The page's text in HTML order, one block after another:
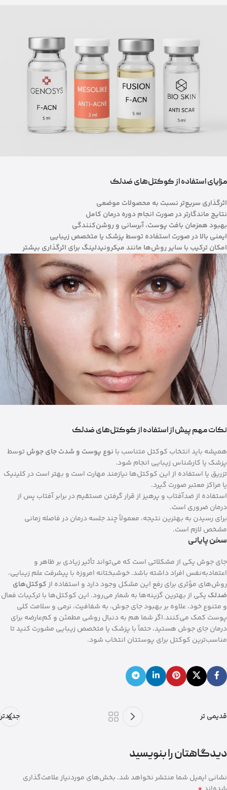
مزایای استفاده از کوکتل‌های ضدلک
اثرگذاری سریع‌تر نسبت به محصولات موضعی
نتایج ماندگارتر در صورت انجام دوره درمان کامل
بهبود همزمان بافت پوست، آبرسانی و روشن‌کنندگی
ایمنی بالا در صورت استفاده توسط پزشک یا متخصص زیبایی
امکان ترکیب با سایر روش‌ها مانند میکرونیدلینگ برای اثرگذاری بیشتر
نکات مهم پیش از استفاده از کوکتل‌های ضدلک
همیشه باید انتخاب کوکتل متناسب با نوع پوست و شدت جای جوشتوسط
پزشک یا کارشناس زیبایی انجام شود.
تزریق یا استفاده از این کوکتل‌ها نیازمند مهارت است و بهتر است در کلینیک
یا مراکز معتبر صورت گیرد.
استفاده از ضدآفتاب و پرهیز از قرار گرفتن مستقیم در برابر آفتاب پس از
درمان ضروری است.
برای رسیدن به بهترین نتیجه، معمولاً چند جلسه درمان در فاصله زمانی
مشخص لازم است.
سخن پایانی
جای جوش یکی از مشکلاتی است که می‌تواند تأثیر زیادی بر ظاهر و
اعتمادبه‌نفس افراد داشته باشد. خوشبختانه امروزه با پیشرفت علم زیبایی،
روش‌های مؤثری برای رفع این مشکل وجود دارد و استفاده ازکوکتل‌های
ضدلک یکی از بهترین گزینه‌ها به شمار می‌رود. این کوکتل‌ها با ترکیبات فعال
و متنوع خود، علاوه بر بهبود جای جوش، به شفافیت، نرمی و سلامت کلی
پوست کمک می‌کنند.اگر شما هم به دنبال روشی مطمئن و کم‌عارضه برای
درمان جای جوش هستید، حتماً با پزشک یا متخصص زیبایی مشورت کنید تا
مناسب‌ترین کوکتل برای پوستتان انتخاب شود.
جدیدتر قدیمی تر
دیدگاهتان را بنویسید
نشانی ایمیل شما منتشر نخواهد شد. بخش‌های موردنیاز علامت‌گذاری